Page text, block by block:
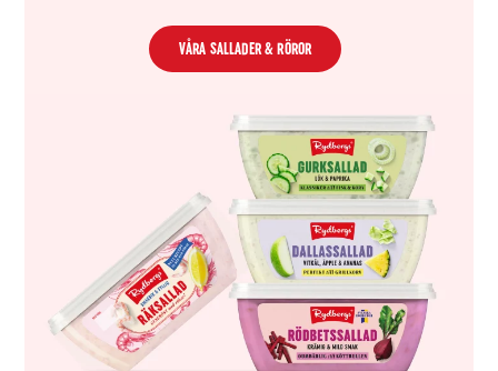
VÅRA SALLADER & RÖROR